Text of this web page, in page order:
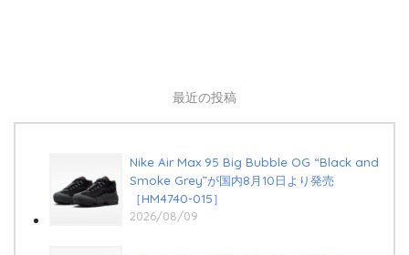
最近の投稿
Nike Air Max 95 Big Bubble OG “Black and
Smoke Grey”が国内8月10日より発売
［HM4740-015］
2026/08/09